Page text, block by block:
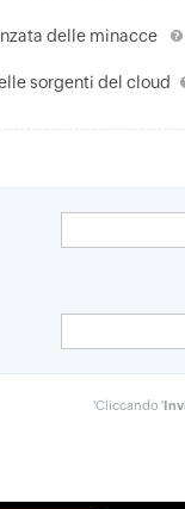
delle minacce
sorgenti del cloud
'Cliccando '